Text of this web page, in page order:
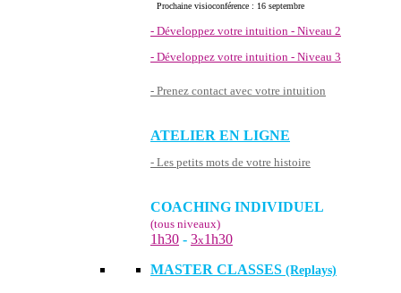
Prochaine visioconférence : 16 septembre
- Développez votre intuition - Niveau 2
- Développez votre intuition - Niveau 3
- Prenez contact avec votre intuition
ATELIER EN LIGNE
- Les petits mots de votre histoire
COACHING INDIVIDUEL
(tous niveaux)
1h30 - 3x1h30
MASTER CLASSES (Replays)